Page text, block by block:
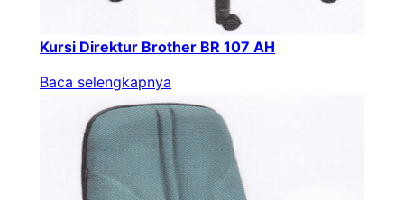
Kursi Direktur Brother BR 107 AH
Baca selengkapnya